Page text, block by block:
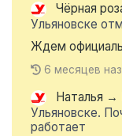
Чёрная
Ульяновске
Ждем
6 месяцев
Наталья →
Ульяновске.
работает